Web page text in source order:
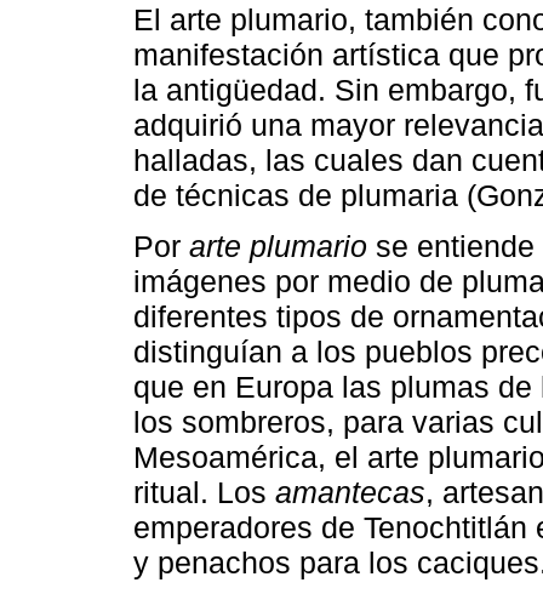
El arte plumario, también
manifestación artística que
la antigüedad. Sin embargo,
adquirió una mayor
halladas, las cuales dan
de técnicas de plumaria
Por arte plumario se
imágenes por medio de
diferentes tipos de
distinguían a los pueblos
que en Europa las plumas
los sombreros, para varias
Mesoamérica, el arte
ritual. Los amantecas,
emperadores de
y penachos para los